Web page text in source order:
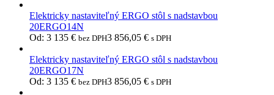
Elektricky nastaviteľný ERGO stôl s nadstavbou
20ERGO14N
Od: 3 135 € bez DPH3 856,05 € s DPH
Elektricky nastaviteľný ERGO stôl s nadstavbou
20ERGO17N
Od: 3 135 € bez DPH3 856,05 € s DPH